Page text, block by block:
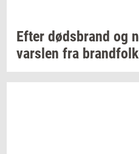
Efter døds­brand og
vars­len fra